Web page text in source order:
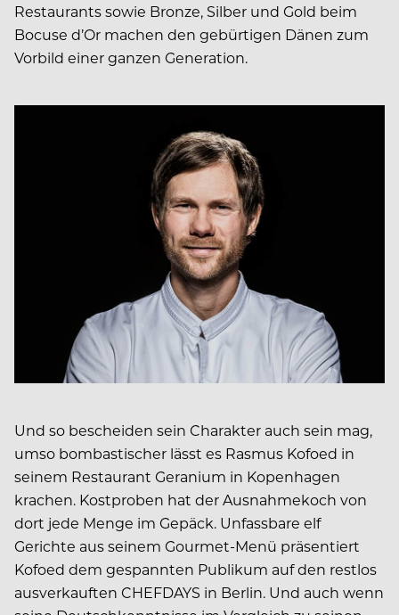
Restaurants sowie Bronze, Silber und Gold beim
Bocuse d’Or machen den gebürtigen Dänen zum
Vorbild einer ganzen Generation.
Und so bescheiden sein Charakter auch sein mag,
umso bombastischer lässt es Rasmus Kofoed in
seinem Restaurant Geranium in Kopenhagen
krachen. Kostproben hat der Ausnahmekoch von
dort jede Menge im Gepäck. Unfassbare elf
Gerichte aus seinem Gourmet-Menü präsentiert
Kofoed dem gespannten Publikum auf den restlos
ausverkauften CHEFDAYS in Berlin. Und auch wenn